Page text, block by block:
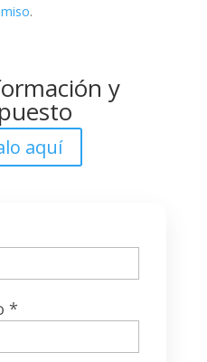
.
y
aquí
*